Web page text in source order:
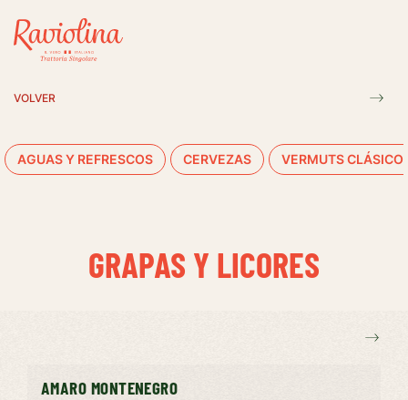
VOLVER
AGUAS Y REFRESCOS CERVEZAS VERMUTS
GRAPAS Y LICORES
AMARO MONTENEGRO